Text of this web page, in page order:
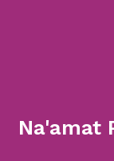
Na'amat